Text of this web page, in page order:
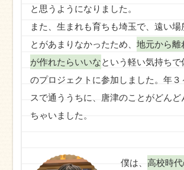
と思うようになりました。
また、生まれも育ちも埼玉で、遠い場
とがあまりなかったため、 地元から離
が作れたらいいなという軽い気持ち
のプロジェクトに参加しました。年３
スで通ううちに、唐津のことがどんど
ちゃいました。
僕は、 高校時